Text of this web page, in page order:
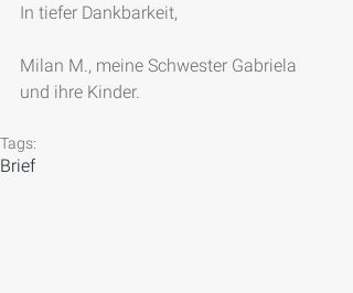
In tiefer Dankbarkeit,
Milan M., meine Schwester Gabriela
und ihre Kinder.
Tags:
Brief